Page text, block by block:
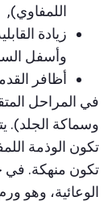
اللمفاوي),
زيادة
وأسفل
أظافر
في المراحل
وسماكة الجلد).
تكون الوذمة
تكون منهكة. في
الوعائية، وهو